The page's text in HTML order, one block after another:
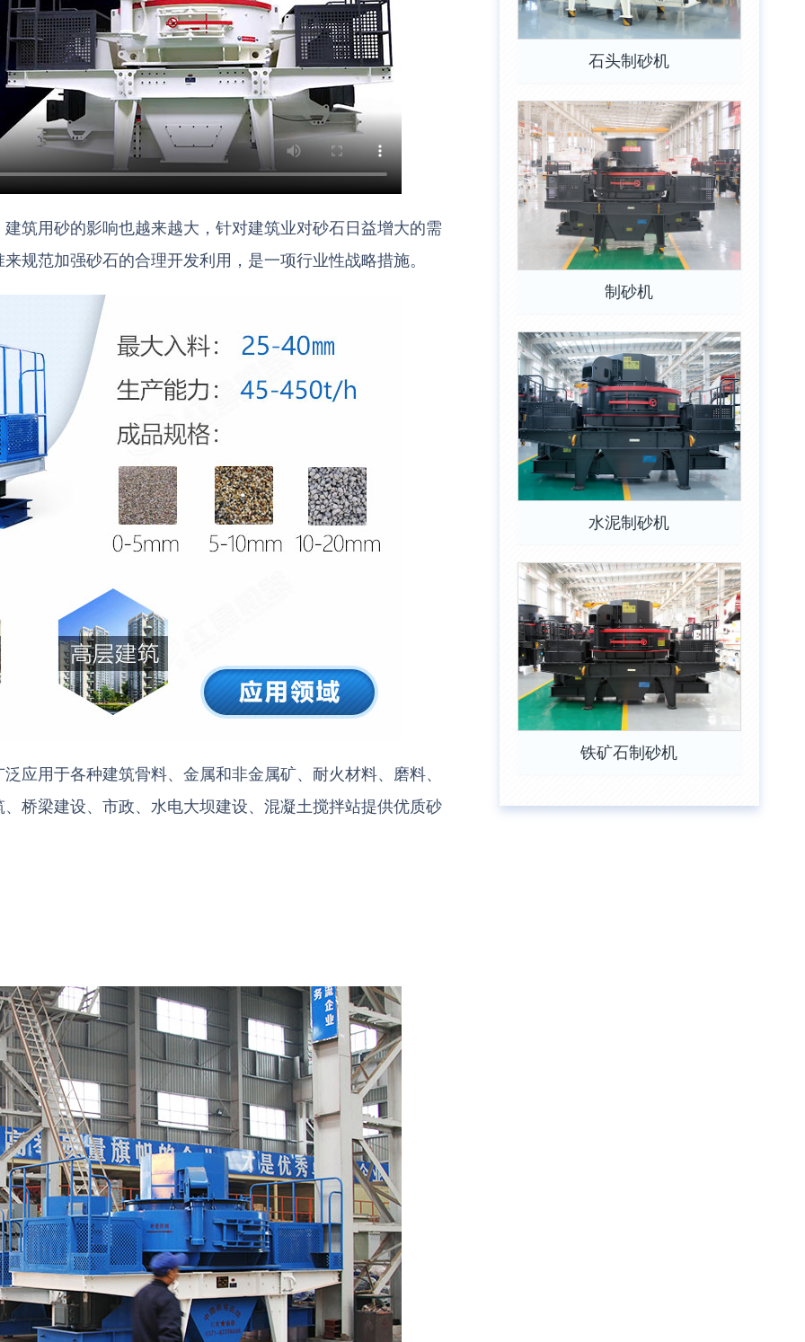
筑用砂的影响也越来越大，针对建筑业对砂石日益增大的需
规范加强砂石的合理开发利用，是一项行业性战略措施。
应用于各种建筑骨料、金属和非金属矿、耐火材料、磨料、
桥梁建设、市政、水电大坝建设、混凝土搅拌站提供优质砂
石头制砂机
制砂机
水泥制砂机
铁矿石制砂机